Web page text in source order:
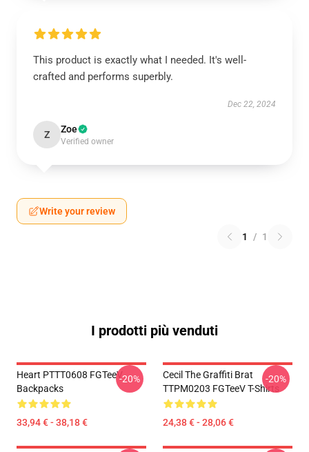
This product is exactly what I needed. It's well-
crafted and performs superbly.
Dec 22, 2024
Z Zoe
Verified owner
Write your review
1 / 1
I prodotti più venduti
Heart PTTT0608 FGTeeV
Backpacks
33,94 € - 38,18 €
-20%
Cecil The Graffiti Brat
TTPM0203 FGTeeV T-Shirts
24,38 € - 28,06 €
-20%